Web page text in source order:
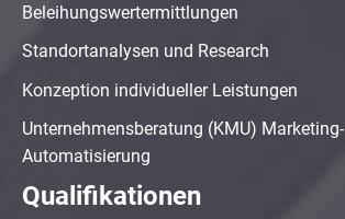
Beleihungswertermittlungen
Standortanalysen und Research
Konzeption individueller Leistungen
Unternehmensberatung (KMU) Marketing-
Automatisierung
Qualifikationen